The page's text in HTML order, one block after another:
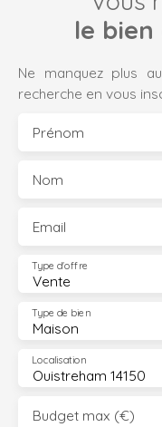
le bien
Ne manquez plus
recherche en vous
Prénom
Nom
Email
Vente
Type d'offre
Maison
Type de bien
Ouistreham 14150
Localisation
Budget max (€)